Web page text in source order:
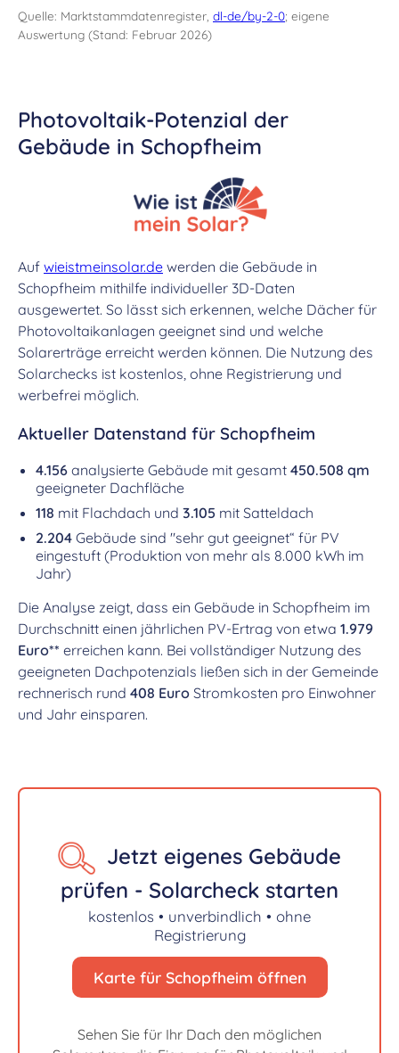
Quelle: Marktstammdatenregister, dl-de/by-2-0; eigene
Auswertung (Stand: Februar 2026)
Photovoltaik-Potenzial der
Gebäude in Schopfheim
Auf wieistmeinsolar.de werden die Gebäude in
Schopfheim mithilfe individueller 3D-Daten
ausgewertet. So lässt sich erkennen, welche Dächer für
Photovoltaikanlagen geeignet sind und welche
Solarerträge erreicht werden können. Die Nutzung des
Solarchecks ist kostenlos, ohne Registrierung und
werbefrei möglich.
Aktueller Datenstand für Schopfheim
4.156 analysierte Gebäude mit gesamt 450.508 qm
geeigneter Dachfläche
118 mit Flachdach und 3.105 mit Satteldach
2.204 Gebäude sind "sehr gut geeignet“ für PV
eingestuft (Produktion von mehr als 8.000 kWh im
Jahr)
Die Analyse zeigt, dass ein Gebäude in Schopfheim im
Durchschnitt einen jährlichen PV-Ertrag von etwa 1.979
Euro** erreichen kann. Bei vollständiger Nutzung des
geeigneten Dachpotenzials ließen sich in der Gemeinde
rechnerisch rund 408 Euro Stromkosten pro Einwohner
und Jahr einsparen.
Jetzt eigenes Gebäude
prüfen - Solarcheck starten
kostenlos • unverbindlich • ohne
Registrierung
Karte für Schopfheim öffnen
Sehen Sie für Ihr Dach den möglichen